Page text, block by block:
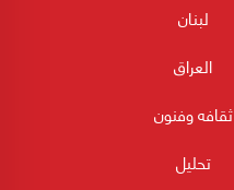
لبنان
العراق
ثقافه وفنون
تحليل